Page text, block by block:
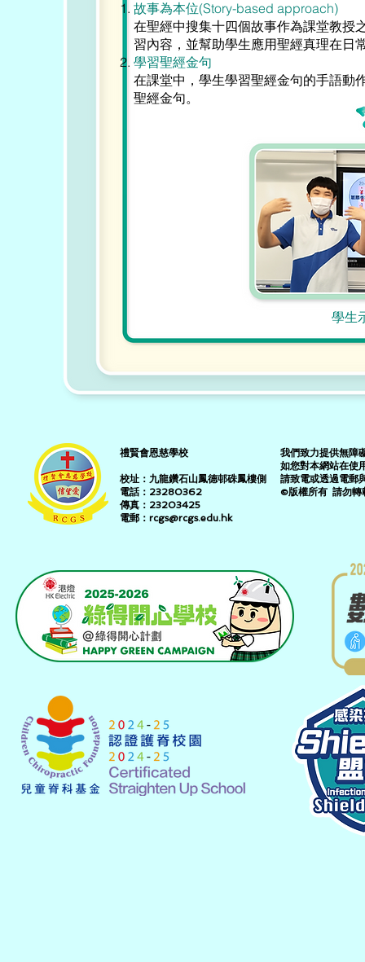
故事為本位(Story-based approach)
在聖經中搜集十四個故事作為課堂教授
習內容，並幫助學生應用聖經真理在日
學習聖經金句
在課堂中，學生學習聖經金句的手語動
聖經金句。
學生
禮賢會恩慈學校
​校址：九龍鑽石山鳳德邨硃鳳樓側
電話：23280362
傳真：23203425
電郵：rcgs@rcgs.edu.hk
我們致力提供無障
如您對本網站在使
請致電或透過電郵
©版權所有 請勿轉